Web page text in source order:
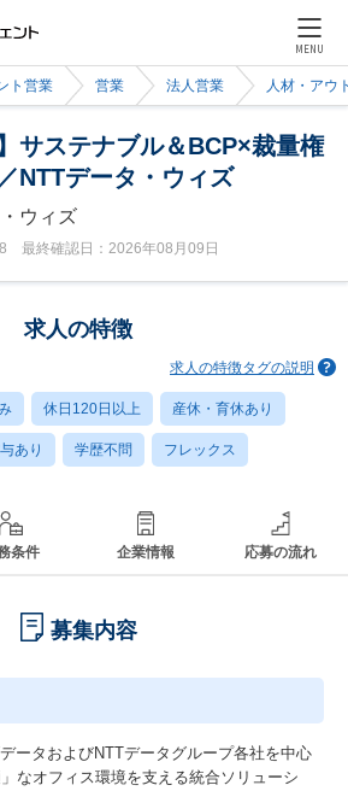
MENU
ト営業 営業 法人営業 人材・アウ
サステナブル＆BCP×裁量権
NTTデータ・ウィズ
ウィズ
最終確認日：2026年08月09日
求人の特徴
求人の特徴タグの説明
休日120日以上 産休・育休あり
あり 学歴不問 フレックス
条件 企業情報 応募の流れ
募集内容
ータおよびNTTデータグループ各社を中心
なオフィス環境を支える統合ソリューシ